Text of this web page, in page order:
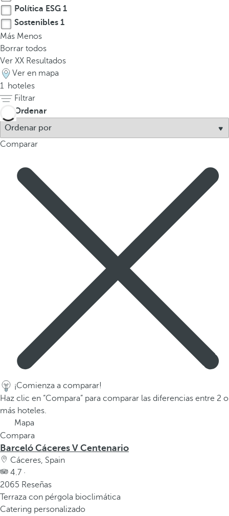
l
a
p
r
i
m
e
r
o
p
c
g
e
n
t
.
Política ESG 1
Sostenibles 1
Más Menos
Borrar todos
Ver XX Resultados
Ver en mapa
1 hoteles
Filtrar
Ordenar
Comparar
¡Comienza a comparar!
Haz clic en “Compara” para comparar las diferencias entre 2 o
más hoteles.
Mapa
Compara
Barceló Cáceres V Centenario
Cáceres, Spain
4.7 ·
2065 Reseñas
Terraza con pérgola bioclimática
Catering personalizado